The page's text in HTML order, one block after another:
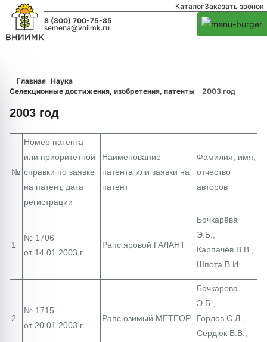
КаталогЗаказать звонок
8 (800) 700-75-85
semena@vniimk.ru
Главная Наука
Селекционные достижения, изобретения, патенты
2003 год
2003 год
№
Номер патента
или приоритетной
справки по заявке
на патент, дата
регистрации
Наименование
патента или заявки на
патент
Фамилия, имя,
отчество
авторов
1
№ 1706
от 14.01.2003 г.
Рапс яровой ГАЛАНТ
Бочкарёва
Э.Б.,
Карпачёв В.В.,
Шпота В.И.
2
№ 1715
от 20.01.2003 г.
Рапс озимый МЕТЕОР
Бочкарева
Э.Б.,
Горлов С.Л.,
Сердюк В.В.,